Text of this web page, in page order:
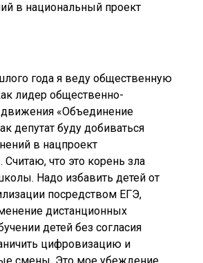
в национальный проект
года я веду общественную
лидер общественно-
движения «Объединение
депутат буду добиваться
в нацпроект
Считаю, что это корень зла
Надо избавить детей от
посредством ЕГЭ,
дистанционных
детей без согласия
цифровизацию и